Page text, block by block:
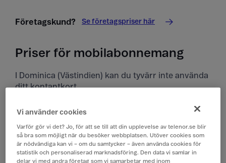
Företagskund? Se företagspriser här
Priser för mobilabonnemang
I Dominica (Västindien) kan du tyvärr inte använda
ditt kontantkort.
Priser i Dominica (Västindien)
Alla priser är inklusive moms.
Surfa
149 kr/dygn (0,1 GB)
Vi använder cookies
Varför gör vi det? Jo, för att se till att din upplevelse av telenor.se blir
så bra som möjligt när du besöker webbplatsen. Utöver cookies som
är nödvändiga kan vi – om du samtycker – även använda cookies för
statistik och personaliserad marknadsföring. Den data vi samlar in
delar vi med andra företag som vi samarbetar med inom